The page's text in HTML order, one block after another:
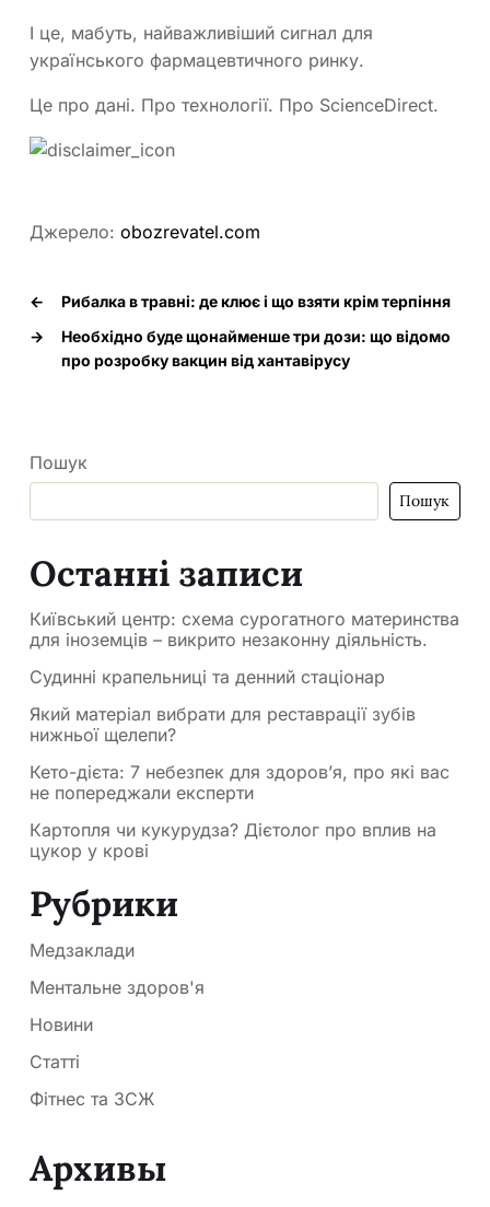
І це, мабуть, найважливіший сигнал для
українського фармацевтичного ринку.
Це про дані. Про технології. Про ScienceDirect.
Джерело: obozrevatel.com
←
Рибалка в травні: де клює і що взяти крім терпіння
→
Необхідно буде щонайменше три дози: що відомо
про розробку вакцин від хантавірусу
Пошук
Пошук
Останні записи
Київський центр: схема сурогатного материнства
для іноземців – викрито незаконну діяльність.
Судинні крапельниці та денний стаціонар
Який матеріал вибрати для реставрації зубів
нижньої щелепи?
Кето-дієта: 7 небезпек для здоров’я, про які вас
не попереджали експерти
Картопля чи кукурудза? Дієтолог про вплив на
цукор у крові
Рубрики
Медзаклади
Ментальне здоров'я
Новини
Статті
Фітнес та ЗСЖ
Архивы